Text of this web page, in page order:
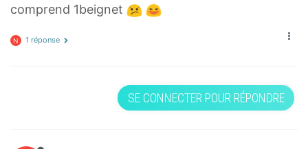
comprend 1beignet
N 1 réponse
SE CONNECTER POUR RÉPONDRE